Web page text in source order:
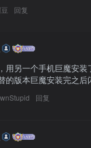
回复
用另一个手机巨魔安装
的版本巨魔安装完之后
回复